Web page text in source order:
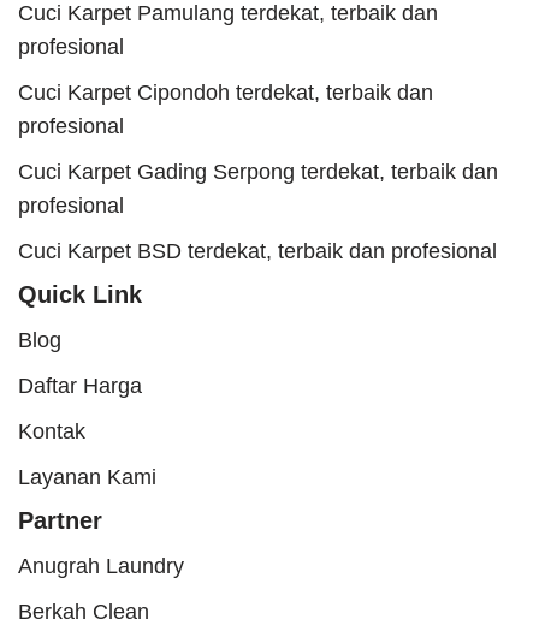
Cuci Karpet Pamulang terdekat, terbaik dan
profesional
Cuci Karpet Cipondoh terdekat, terbaik dan
profesional
Cuci Karpet Gading Serpong terdekat, terbaik dan
profesional
Cuci Karpet BSD terdekat, terbaik dan profesional
Quick Link
Blog
Daftar Harga
Kontak
Layanan Kami
Partner
Anugrah Laundry
Berkah Clean